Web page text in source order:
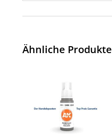
Ähnliche Produkte